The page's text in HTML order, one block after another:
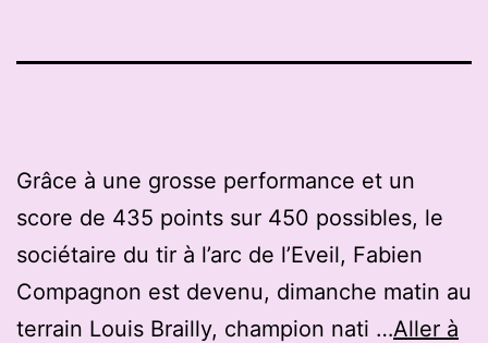
Grâce à une grosse performance et un
score de 435 points sur 450 possibles, le
sociétaire du tir à l’arc de l’Eveil, Fabien
Compagnon est devenu, dimanche matin au
terrain Louis Brailly, champion nati …Aller à